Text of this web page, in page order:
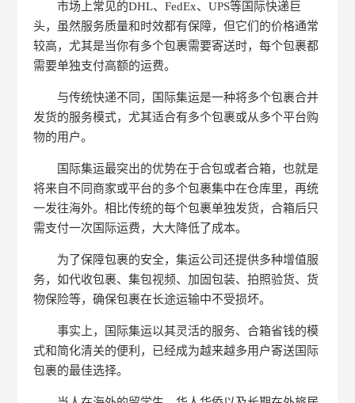
市场上常见的DHL、FedEx、UPS等国际快递巨
头，虽然服务质量和时效都有保障，但它们的价格通常
较高，尤其是当你有多个包裹需要寄送时，每个包裹都
需要单独支付高额的运费。
与传统快递不同，国际集运是一种将多个包裹合并
发货的服务模式，尤其适合有多个包裹或从多个平台购
物的用户。
国际集运最突出的优势在于合包或者合箱，也就是
将来自不同商家或平台的多个包裹集中在仓库里，再统
一发往海外。相比传统的每个包裹单独发货，合箱后只
需支付一次国际运费，大大降低了成本。
为了保障包裹的安全，集运公司还提供多种增值服
务，如代收包裹、集包视频、加固包装、拍照验货、货
物保险等，确保包裹在长途运输中不受损坏。
事实上，国际集运以其灵活的服务、合箱省钱的模
式和简化清关的便利，已经成为越来越多用户寄送国际
包裹的最佳选择。